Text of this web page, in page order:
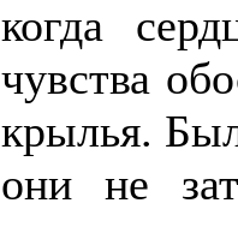
когда
чувства
крылья.
они не